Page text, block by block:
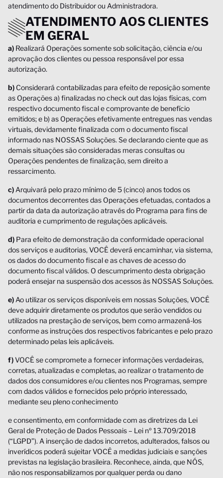
atendimento do Distribuidor ou Administradora.
ATENDIMENTO AOS CLIENTES
EM GERAL
a) Realizará Operações somente sob solicitação, ciência e/ou
aprovação dos clientes ou pessoa responsável por essa
autorização.
b) Considerará contabilizadas para efeito de reposição somente
as Operações a) finalizadas no check out das lojas físicas, com
respectivo documento fiscal e comprovante de benefício
emitidos; e b) as Operações efetivamente entregues nas vendas
virtuais, devidamente finalizada com o documento fiscal
informado nas NOSSAS Soluções. Se declarando ciente que as
demais situações são consideradas meras consultas ou
Operações pendentes de finalização, sem direito a
ressarcimento.
c) Arquivará pelo prazo mínimo de 5 (cinco) anos todos os
documentos decorrentes das Operações efetuadas, contados a
partir da data da autorização através do Programa para fins de
auditoria e cumprimento de regulações aplicáveis.
d) Para efeito de demonstração da conformidade operacional
dos serviços e auditorias, VOCÊ deverá encaminhar, via sistema,
os dados do documento fiscal e as chaves de acesso do
documento fiscal válidos. O descumprimento desta obrigação
poderá ensejar na suspensão dos acessos às NOSSAS Soluções.
e) Ao utilizar os serviços disponíveis em nossas Soluções, VOCÊ
deve adquirir diretamente os produtos que serão vendidos ou
utilizados na prestação de serviços, bem como armazená-los
conforme as instruções dos respectivos fabricantes e pelo prazo
determinado pelas leis aplicáveis.
f)VOCÊ se compromete a fornecer informações verdadeiras,
corretas, atualizadas e completas, ao realizar o tratamento de
dados dos consumidores e/ou clientes nos Programas, sempre
com dados válidos e fornecidos pelo próprio interessado,
mediante seu pleno conhecimento
e consentimento, em conformidade com as diretrizes da Lei
Geral de Proteção de Dados Pessoais – Lei nº 13.709/2018
(“LGPD”). A inserção de dados incorretos, adulterados, falsos ou
inverídicos poderá sujeitar VOCÊ a medidas judiciais e sanções
previstas na legislação brasileira. Reconhece, ainda, que NÓS,
não nos responsabilizamos por qualquer perda ou dano